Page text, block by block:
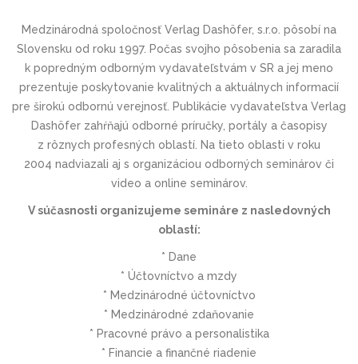
Medzinárodná spoločnosť Verlag Dashöfer, s.r.o. pôsobí na
Slovensku od roku 1997. Počas svojho pôsobenia sa zaradila
k popredným odborným vydavateľstvám v SR a jej meno
prezentuje poskytovanie kvalitných a aktuálnych informacií
pre širokú odbornú verejnosť. Publikácie vydavateľstva Verlag
Dashöfer zahŕňajú odborné príručky, portály a časopisy
z rôznych profesných oblastí. Na tieto oblasti v roku
2004 nadviazali aj s organizáciou odborných seminárov či
video a online seminárov.
V súčasnosti organizujeme semináre z nasledovných
oblastí:
* Dane
* Účtovníctvo a mzdy
* Medzinárodné účtovníctvo
* Medzinárodné zdaňovanie
* Pracovné právo a personalistika
* Financie a finančné riadenie